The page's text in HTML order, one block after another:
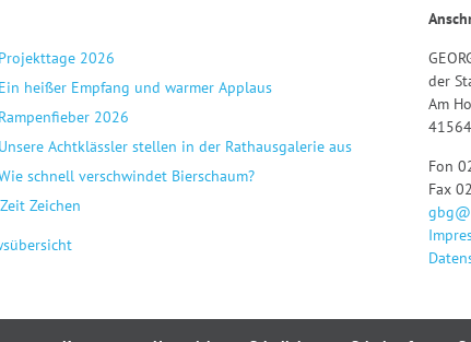
Projekttage 2026
Ein heißer Empfang und warmer Applaus
Rampenfieber 2026
Unsere Achtklässler stellen in der Rathausgalerie aus
schnell verschwindet Bierschaum?
Zeit Zeichen
der
Am
Fon
Fax